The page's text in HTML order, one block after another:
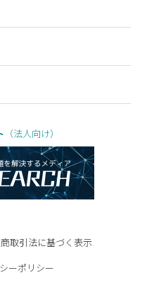
（法人向け）
取引法に基づく表示
ーポリシー